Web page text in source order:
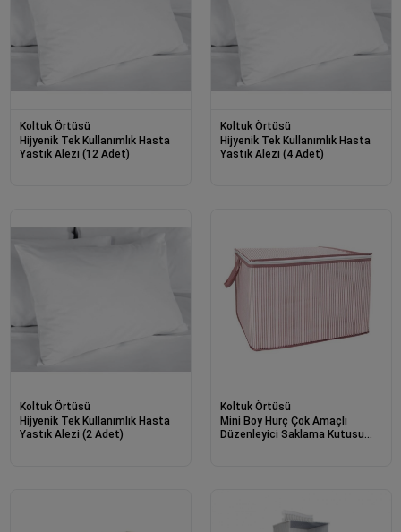
Koltuk Örtüsü
Hijyenik Tek Kullanımlık Hasta
Yastık Alezi (12 Adet)
Koltuk Örtüsü
Hijyenik Tek Kullanımlık Hasta
Yastık Alezi (4 Adet)
Koltuk Örtüsü
Hijyenik Tek Kullanımlık Hasta
Yastık Alezi (2 Adet)
Koltuk Örtüsü
Mini Boy Hurç Çok Amaçlı
Düzenleyici Saklama Kutusu